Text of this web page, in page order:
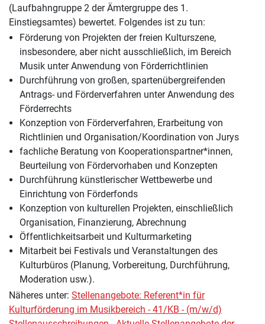
(Laufbahngruppe 2 der Ämtergruppe des 1.
Einstiegsamtes) bewertet. Folgendes ist zu tun:
Förderung von Projekten der freien Kulturszene,
insbesondere, aber nicht ausschließlich, im Bereich
Musik unter Anwendung von Förderrichtlinien
Durchführung von großen, spartenübergreifenden
Antrags- und Förderverfahren unter Anwendung des
Förderrechts
Konzeption von Förderverfahren, Erarbeitung von
Richtlinien und Organisation/Koordination von Jurys
fachliche Beratung von Kooperationspartner*innen,
Beurteilung von Fördervorhaben und Konzepten
Durchführung künstlerischer Wettbewerbe und
Einrichtung von Förderfonds
Konzeption von kulturellen Projekten, einschließlich
Organisation, Finanzierung, Abrechnung
Öffentlichkeitsarbeit und Kulturmarketing
Mitarbeit bei Festivals und Veranstaltungen des
Kulturbüros (Planung, Vorbereitung, Durchführung,
Moderation usw.).
Näheres unter: Stellenangebote: Referent*in für
Kulturförderung im Musikbereich - 41/KB - (m/w/d)